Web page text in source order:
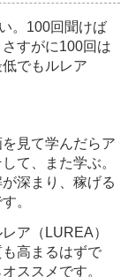
。100回聞けば
すがに100回は
でもルレア
見て学んだらア
て、また学ぶ。
深まり、稼げる
。
ア（LUREA）
高まるはずで
ススメです。